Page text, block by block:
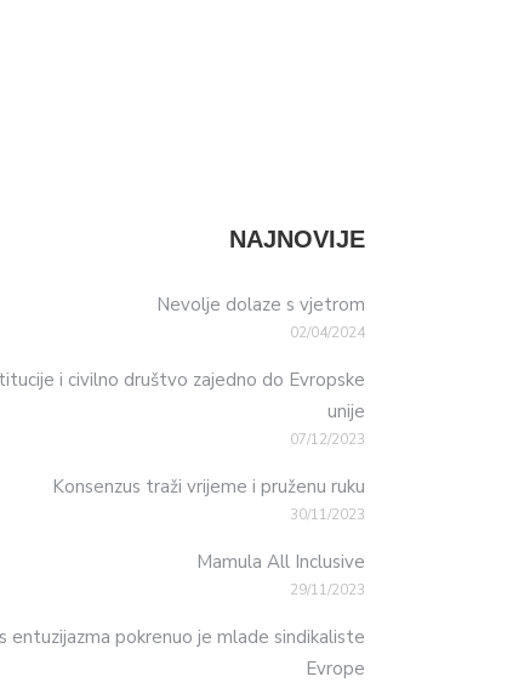
NAJNOVIJE
Nevolje dolaze s vjetrom
02/04/2024
i civilno društvo zajedno do Evropske
unije
07/12/2023
Konsenzus traži vrijeme i pruženu ruku
30/11/2023
Mamula All Inclusive
29/11/2023
entuzijazma pokrenuo je mlade sindikaliste
Evrope